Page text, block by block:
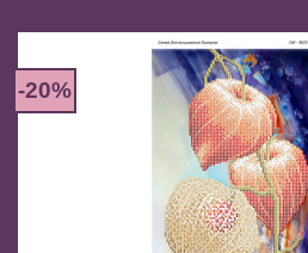
-20%